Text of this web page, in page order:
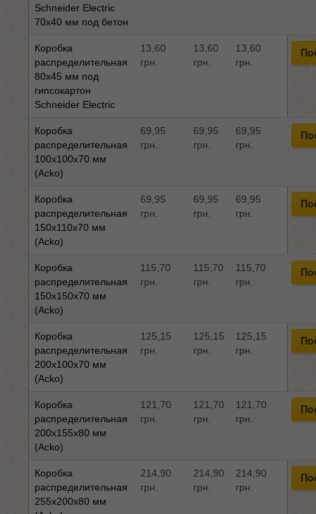
Schneider Electric
70x40 мм под бетон
Коробка
распределительная
80x45 мм под
гипсокартон
Schneider Electric
13,60
грн.
13,60
грн.
13,60
грн.
Коробка
распределительная
100x100x70 мм
(Acko)
69,95
грн.
69,95
грн.
69,95
грн.
Коробка
распределительная
150x110x70 мм
(Acko)
69,95
грн.
69,95
грн.
69,95
грн.
Коробка
распределительная
150x150x70 мм
(Acko)
115,70
грн.
115,70
грн.
115,70
грн.
Коробка
распределительная
200x100x70 мм
(Acko)
125,15
грн.
125,15
грн.
125,15
грн.
Коробка
распределительная
200x155x80 мм
(Acko)
121,70
грн.
121,70
грн.
121,70
грн.
Коробка
распределительная
255x200x80 мм
214,90
грн.
214,90
грн.
214,90
грн.